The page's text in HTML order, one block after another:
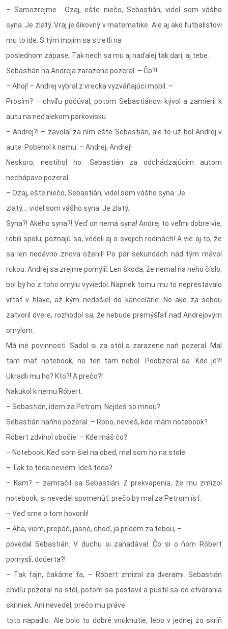
– Samozrejme… Ozaj, ešte niečo, Sebastián, videl som vášho
syna. Je zlatý. Vraj je šikovný v matematike. Ale aj ako futbalistovi
mu to ide. S tým mojím sa stretli na
poslednom zápase. Tak nech sa mu aj naďalej tak darí, aj tebe.
Sebastián na Andreja zarazene pozeral. – Čo?!
– Ahoj! – Andrej vybral z vrecka vyzváňajúci mobil. –
Prosím? – chvíľu počúval, potom Sebastiánovi kývol a zamieril k
autu na neďalekom parkovisku.
– Andrej?! – zavolal za ním ešte Sebastián, ale to už bol Andrej v
aute. Pobehol k nemu. – Andrej, Andrej!
Neskoro, nestihol ho. Sebastián za odchádzajúcim autom
nechápavo pozeral.
– Ozaj, ešte niečo, Sebastián, videl som vášho syna. Je
zlatý…. videl som vášho syna. Je zlatý.
Syna?! Akého syna?! Veď on nemá syna! Andrej to veľmi dobre vie,
robili spolu, poznajú sa, vedeli aj o svojich rodinách! A vie aj to, že
sa len nedávno znova oženil! Po pár sekundách nad tým mávol
rukou. Andrej sa zrejme pomýlil. Len škoda, že nemal na neho číslo,
bol by ho z toho omylu vyviedol. Napriek tomu mu to neprestávalo
vŕtať v hlave, až kým nedošiel do kancelárie. No ako za sebou
zatvoril dvere, rozhodol sa, že nebude premýšľať nad Andrejovým
omylom.
Má iné povinnosti. Sadol si za stôl a zarazene naň pozeral. Mal
tam mať notebook, no ten tam nebol. Poobzeral sa. Kde je?!
Ukradli mu ho? Kto?! A prečo?!
Nakukol k nemu Róbert.
– Sebastián, idem za Petrom. Nejdeš so mnou?
Sebastián naňho pozeral. – Robo, nevieš, kde mám notebook?
Róbert zdvihol obočie. – Kde máš čo?
– Notebook. Keď som šiel na obed, mal som ho na stole.
– Tak to teda neviem. Ideš teda?
– Kam? – zamračil sa Sebastián. Z prekvapenia, že mu zmizol
notebook, si nevedel spomenúť, prečo by mal za Petrom ísť.
– Veď sme o tom hovorili!
– Aha, viem, prepáč, jasné, choď, ja prídem za tebou, –
povedal Sebastián. V duchu si zanadával. Čo si o ňom Róbert
pomyslí, dočerta?!
– Tak fajn, čakáme ťa, – Róbert zmizol za dverami. Sebastián
chvíľu pozeral na stôl, potom sa postavil a pustil sa do otvárania
skriniek. Ani nevedel, prečo mu práve
toto napadlo. Ale bolo to dobré vnuknutie, lebo v jednej zo skríň